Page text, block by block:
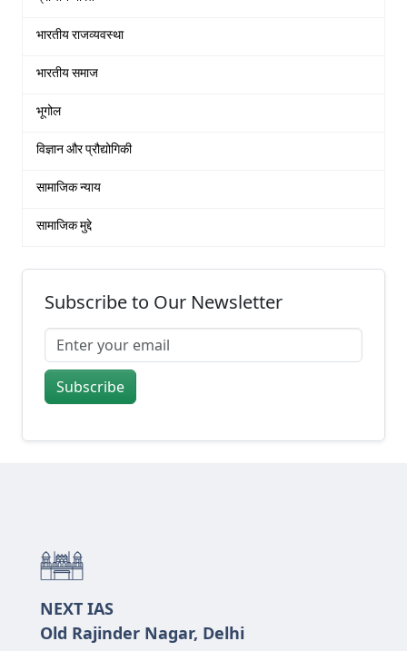
भारतीय राजव्यवस्था
भारतीय समाज
भूगोल
विज्ञान और प्रौद्योगिकी
सामाजिक न्याय
सामाजिक मुद्दे
Subscribe to Our Newsletter
Subscribe
NEXT IAS
Old Rajinder Nagar, Delhi